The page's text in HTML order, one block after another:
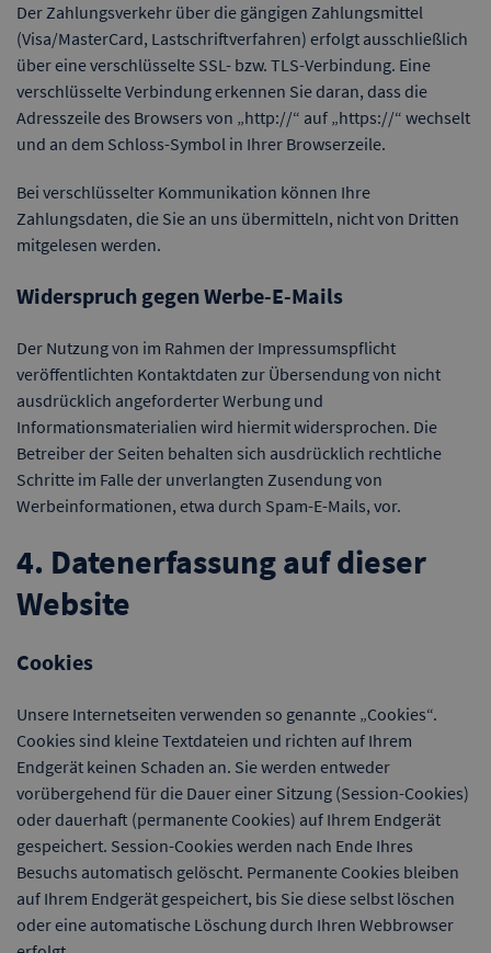
Der Zahlungsverkehr über die gängigen Zahlungsmittel
(Visa/MasterCard, Lastschriftverfahren) erfolgt ausschließlich
über eine verschlüsselte SSL- bzw. TLS-Verbindung. Eine
verschlüsselte Verbindung erkennen Sie daran, dass die
Adresszeile des Browsers von „http://“ auf „https://“ wechselt
und an dem Schloss-Symbol in Ihrer Browserzeile.
Bei verschlüsselter Kommunikation können Ihre
Zahlungsdaten, die Sie an uns übermitteln, nicht von Dritten
mitgelesen werden.
Widerspruch gegen Werbe-E-Mails
Der Nutzung von im Rahmen der Impressumspflicht
veröffentlichten Kontaktdaten zur Übersendung von nicht
ausdrücklich angeforderter Werbung und
Informationsmaterialien wird hiermit widersprochen. Die
Betreiber der Seiten behalten sich ausdrücklich rechtliche
Schritte im Falle der unverlangten Zusendung von
Werbeinformationen, etwa durch Spam-E-Mails, vor.
4. Datenerfassung auf dieser
Website
Cookies
Unsere Internetseiten verwenden so genannte „Cookies“.
Cookies sind kleine Textdateien und richten auf Ihrem
Endgerät keinen Schaden an. Sie werden entweder
vorübergehend für die Dauer einer Sitzung (Session-Cookies)
oder dauerhaft (permanente Cookies) auf Ihrem Endgerät
gespeichert. Session-Cookies werden nach Ende Ihres
Besuchs automatisch gelöscht. Permanente Cookies bleiben
auf Ihrem Endgerät gespeichert, bis Sie diese selbst löschen
oder eine automatische Löschung durch Ihren Webbrowser